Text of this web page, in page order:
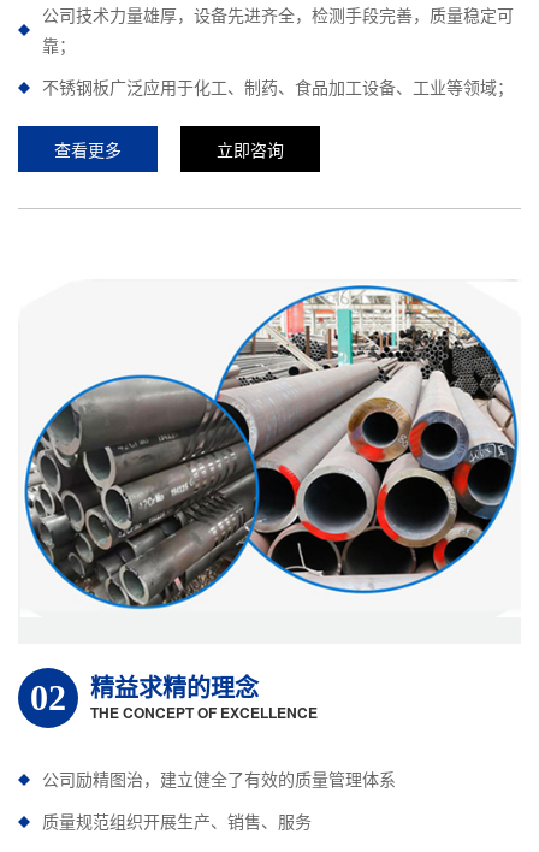
公司技术力量雄厚，设备先进齐全，检测手段完善，质量稳定可
靠；
不锈钢板广泛应用于化工、制药、食品加工设备、工业等领域；
查看更多 立即咨询
02 精益求精的理念
THE CONCEPT OF EXCELLENCE
公司励精图治，建立健全了有效的质量管理体系
质量规范组织开展生产、销售、服务